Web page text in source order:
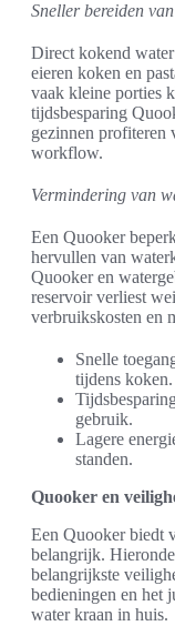
Sneller bereiden
Direct kokend
eieren koken en
vaak kleine porties
tijdsbesparing
gezinnen profiteren
workflow.
Vermindering van
Een Quooker
hervullen van
Quooker en
reservoir verliest
verbruikskosten en
Snelle
tijdens koken.
gebruik.
Lagere
standen.
Quooker en
Een Quooker biedt
belangrijk.
belangrijkste
bedieningen en het
water kraan in huis.